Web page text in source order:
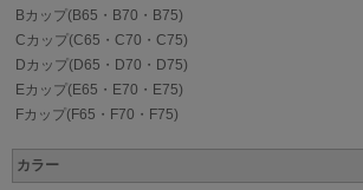
Bカップ(B65・B70・B75)
Cカップ(C65・C70・C75)
Dカップ(D65・D70・D75)
Eカップ(E65・E70・E75)
Fカップ(F65・F70・F75)
カラー